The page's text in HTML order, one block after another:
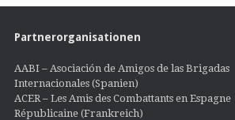
Partnerorganisationen
AABI – Asociación de Amigos de las Brigadas
Internacionales (Spanien)
ACER – Les Amis des Combattants en Espagne
Républicaine (Frankreich)